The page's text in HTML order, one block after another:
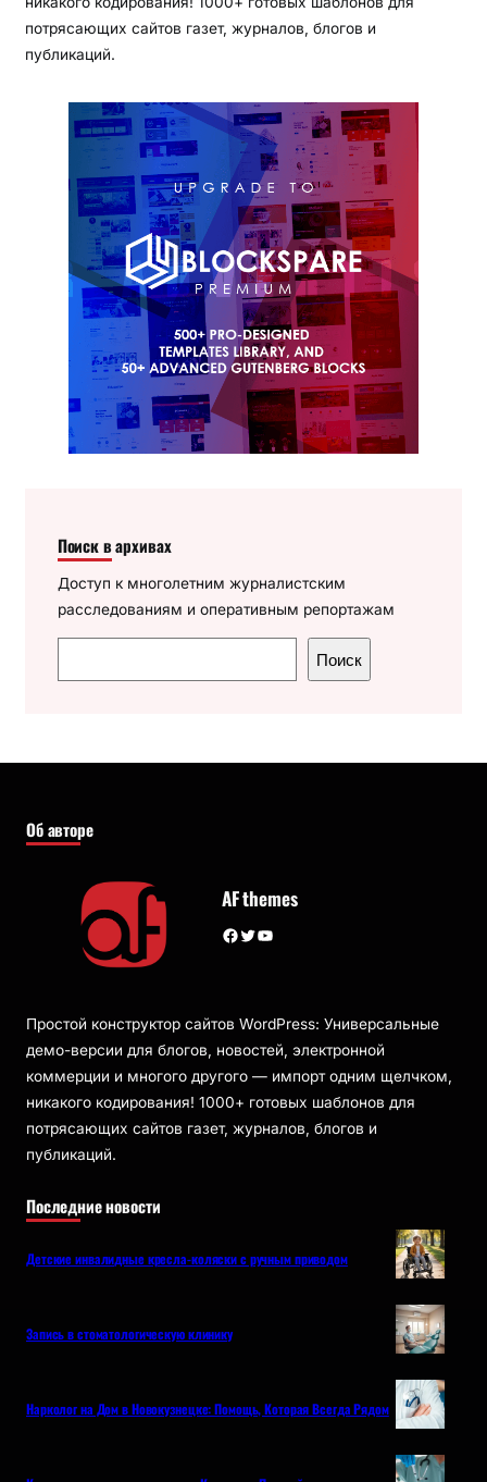
потрясающих сайтов газет, журналов, блогов и
публикаций.
Поиск в архивах
Доступ к многолетним журналистским
расследованиям и оперативным репортажам
о
к
Поиск
Об авторе
AF themes
Facebook Twitter YouTube
Простой конструктор сайтов WordPress: Универсальные
демо-версии для блогов, новостей, электронной
коммерции и многого другого — импорт одним щелчком,
никакого кодирования! 1000+ готовых шаблонов для
потрясающих сайтов газет, журналов, блогов и
публикаций.
Последние новости
Детские инвалидные кресла-коляски с ручным приводом
Запись в стоматологическую клинику
Нарколог на Дом в Новокузнецке: Помощь, Которая Всегда Рядом